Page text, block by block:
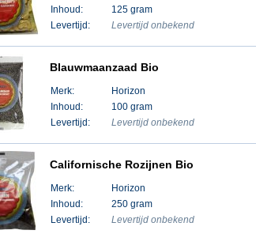
Inhoud:
125 gram
Levertijd:
Levertijd onbekend
Blauwmaanzaad Bio
Merk:
Horizon
Inhoud:
100 gram
Levertijd:
Levertijd onbekend
Californische Rozijnen Bio
Merk:
Horizon
Inhoud:
250 gram
Levertijd:
Levertijd onbekend